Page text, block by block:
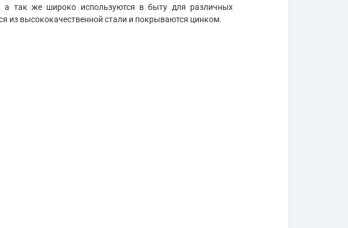
а так же широко используются в быту для различных
из высококачественной стали и покрываются цинком.